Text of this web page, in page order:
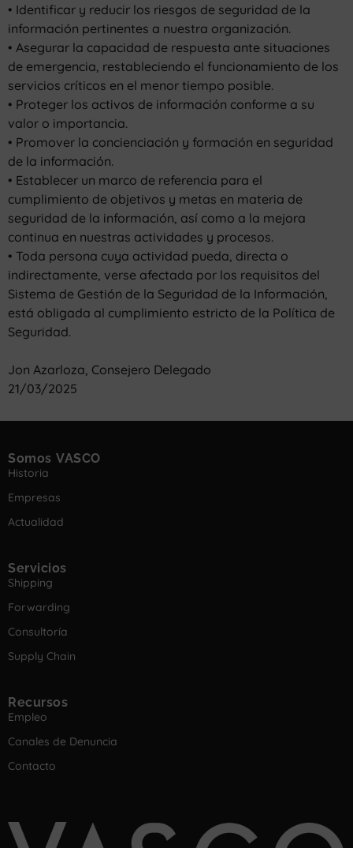
• Identificar y reducir los riesgos de seguridad de la
información pertinentes a nuestra organización.
• Asegurar la capacidad de respuesta ante situaciones
de emergencia, restableciendo el funcionamiento de los
servicios críticos en el menor tiempo posible.
• Proteger los activos de información conforme a su
valor o importancia.
• Promover la concienciación y formación en seguridad
de la información.
• Establecer un marco de referencia para el
cumplimiento de objetivos y metas en materia de
seguridad de la información, así como a la mejora
continua en nuestras actividades y procesos.
• Toda persona cuya actividad pueda, directa o
indirectamente, verse afectada por los requisitos del
Sistema de Gestión de la Seguridad de la Información,
está obligada al cumplimiento estricto de la Política de
Seguridad.
Jon Azarloza, Consejero Delegado
21/03/2025
Somos VASCO
Historia
Empresas
Actualidad
Servicios
Shipping
Forwarding
Consultoría
Supply Chain
Recursos
Empleo
Canales de Denuncia
Contacto